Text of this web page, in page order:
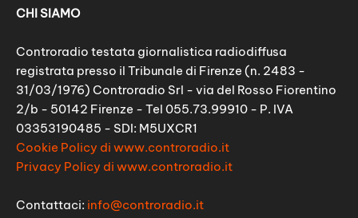
CHI SIAMO
Controradio testata giornalistica radiodiffusa
registrata presso il Tribunale di Firenze (n. 2483 -
31/03/1976) Controradio Srl - via del Rosso Fiorentino
2/b - 50142 Firenze - Tel 055.73.99910 - P. IVA
03353190485 - SDI: M5UXCR1
Cookie Policy di www.controradio.it
Privacy Policy di www.controradio.it
Contattaci: info@controradio.it